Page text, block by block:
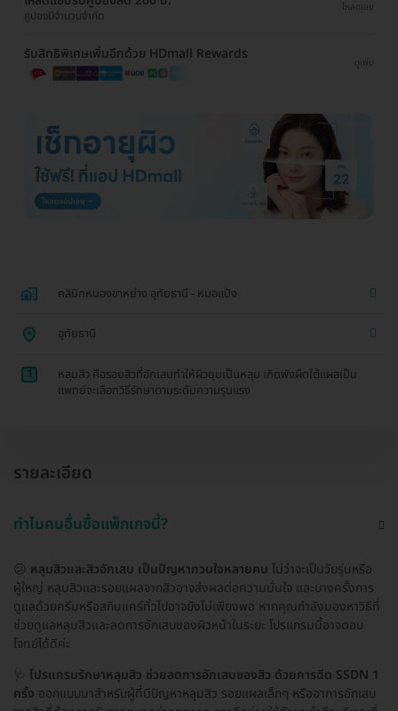
คูปองมีจำนวนจำกัด
โหลดเลย
รับสิทธิพิเศษเพิ่มอีกด้วย HDmall Rewards
ดูเพิ่ม
คลินิกหนองขาหย่าง อุทัยธานี - หมอแป้ง
อุทัยธานี
1
หลุมสิว คือรอยสิวที่อักเสบทำให้ผิวยุบเป็นหลุม เกิดพังผืดใต้แผลเป็น
แพทย์จะเลือกวิธีรักษาตามระดับความรุนแรง
รายละเอียด
ทำไมคนอื่นซื้อแพ็กเกจนี้?
😕 หลุมสิวและสิวอักเสบ เป็นปัญหากวนใจหลายคน ไม่ว่าจะเป็นวัยรุ่นหรือ
ผู้ใหญ่ หลุมสิวและรอยแผลจากสิวอาจส่งผลต่อความมั่นใจ และบางครั้งการ
ดูแลด้วยครีมหรือสกินแคร์ทั่วไปอาจยังไม่เพียงพอ หากคุณกำลังมองหาวิธีที่
ช่วยดูแลหลุมสิวและลดการอักเสบของผิวหน้าในระยะ โปรแกรมนี้อาจตอบ
โจทย์ได้ดีค่ะ
🩺 โปรแกรมรักษาหลุมสิว ช่วยลดการอักเสบของสิว ด้วยการฉีด SSDN 1
ครั้ง ออกแบบมาสำหรับผู้ที่มีปัญหาหลุมสิว รอยแผลเล็กๆ หรืออาการอักเสบ